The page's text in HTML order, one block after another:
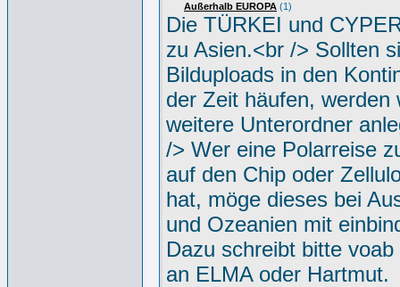
Außerhalb EUROPA (1)
Die TÜRKEI und
zu Asien.<br /> Sollten
Bilduploads in den
der Zeit häufen, werden
weitere Unterordner
/> Wer eine Polarreise
auf den Chip oder
hat, möge dieses bei
und Ozeanien mit
Dazu schreibt bitte
an ELMA oder Hartmut.